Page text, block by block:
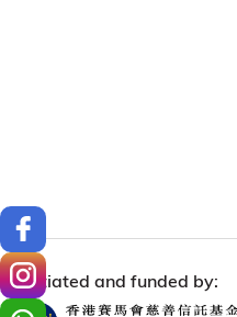
Initiated and funded by: